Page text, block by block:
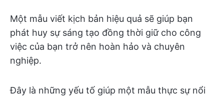
Một mẫu viết kịch bản hiệu quả sẽ giúp bạn
phát huy sự sáng tạo đồng thời giữ cho công
việc của bạn trở nên hoàn hảo và chuyên
nghiệp.
Đây là những yếu tố giúp một mẫu thực sự nổi